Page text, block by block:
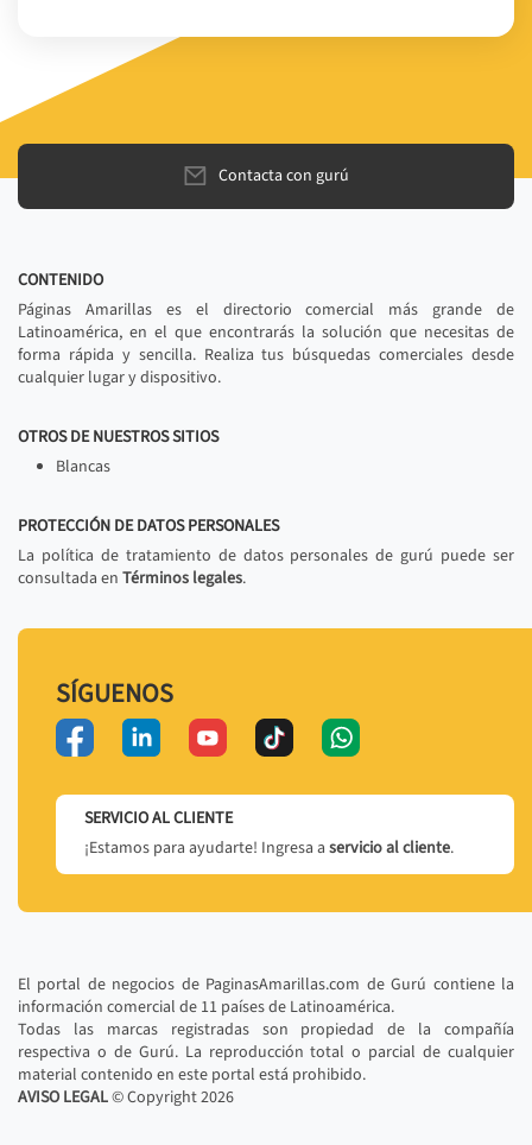
Contacta con gurú
CONTENIDO
Páginas Amarillas es el directorio comercial más grande de
Latinoamérica, en el que encontrarás la solución que necesitas de
forma rápida y sencilla. Realiza tus búsquedas comerciales desde
cualquier lugar y dispositivo.
OTROS DE NUESTROS SITIOS
Blancas
PROTECCIÓN DE DATOS PERSONALES
La política de tratamiento de datos personales de gurú puede ser
consultada en Términos legales.
SÍGUENOS
SERVICIO AL CLIENTE
¡Estamos para ayudarte! Ingresa a servicio al cliente.
El portal de negocios de PaginasAmarillas.com de Gurú contiene la
información comercial de 11 países de Latinoamérica.
Todas las marcas registradas son propiedad de la compañía
respectiva o de Gurú. La reproducción total o parcial de cualquier
material contenido en este portal está prohibido.
AVISO LEGAL© Copyright2026